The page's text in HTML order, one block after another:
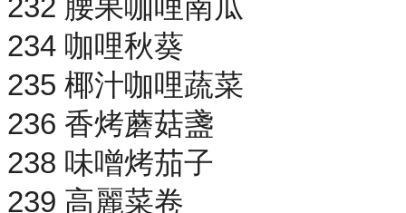
232 腰果咖哩南瓜
234 咖哩秋葵
235 椰汁咖哩蔬菜
236 香烤蘑菇盞
238 味噌烤茄子
239 高麗菜卷